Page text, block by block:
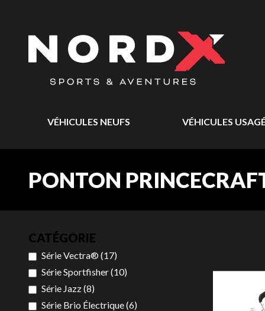
VÉHICULES NEUFS VÉHICULES
PONTON
CATÉGORIE
Série Vectra® (17)
Série Sportfisher(10)
Série Jazz(8)
Série Brio Électrique(6)